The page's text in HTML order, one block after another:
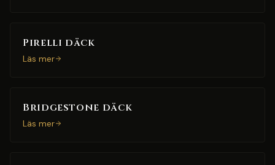
Pirelli däck
Läs mer
Bridgestone däck
Läs mer